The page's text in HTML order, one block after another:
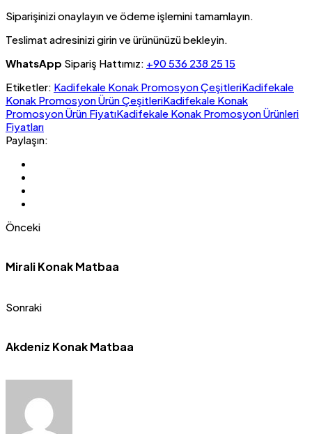
Siparişinizi onaylayın ve ödeme işlemini tamamlayın.
Teslimat adresinizi girin ve ürününüzü bekleyin.
WhatsApp Sipariş Hattımız: +90 536 238 25 15
Etiketler: Kadifekale Konak Promosyon ÇeşitleriKadifekale
Konak Promosyon Ürün ÇeşitleriKadifekale Konak
Promosyon Ürün FiyatıKadifekale Konak Promosyon Ürünleri
Fiyatları
Paylaşın:
Önceki
Mirali Konak Matbaa
Sonraki
Akdeniz Konak Matbaa